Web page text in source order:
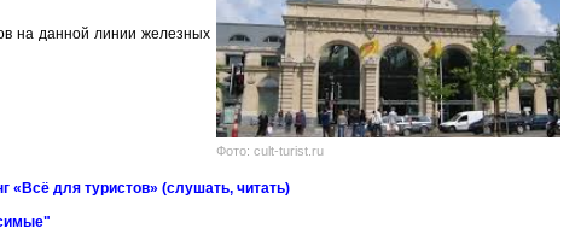
Фото: cult-turist.ru
на данной линии железных
«Всё для туристов» (слушать, читать)